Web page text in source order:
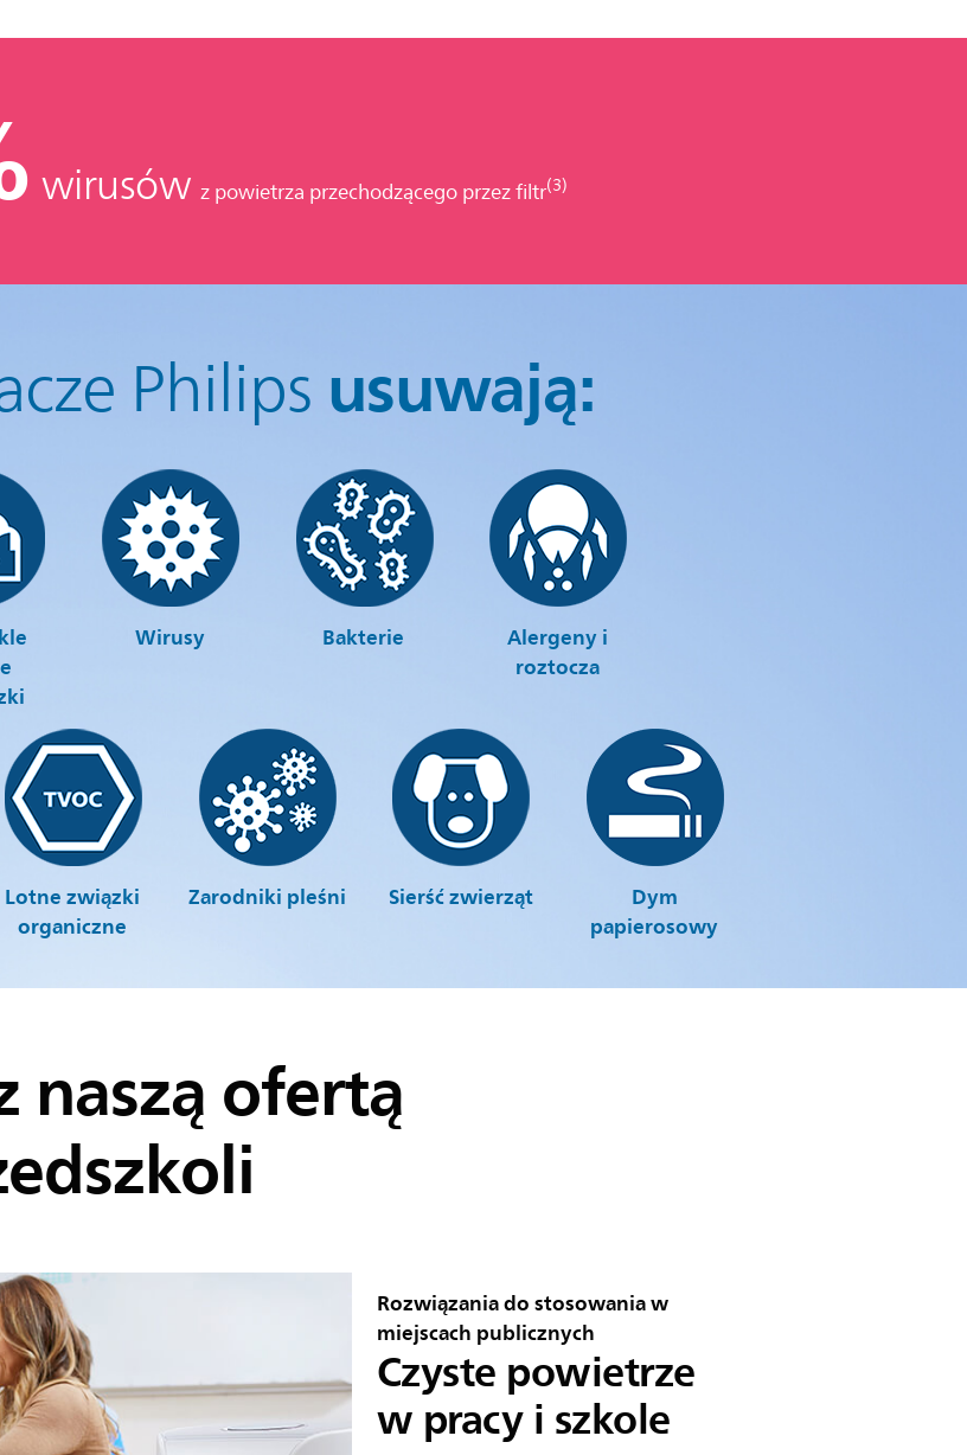
wirusów z powietrza przechodzącego przez filtr(3)
Philipsusuwają:
Wirusy Bakterie
Alergeny i
roztocza
Lotne związki
organiczne
Zarodniki pleśni Sierść zwierząt
Dym
papierosowy
naszą ofertą
Rozwiązania do stosowania w
miejscach publicznych
Czyste powietrze
w pracy i szkole